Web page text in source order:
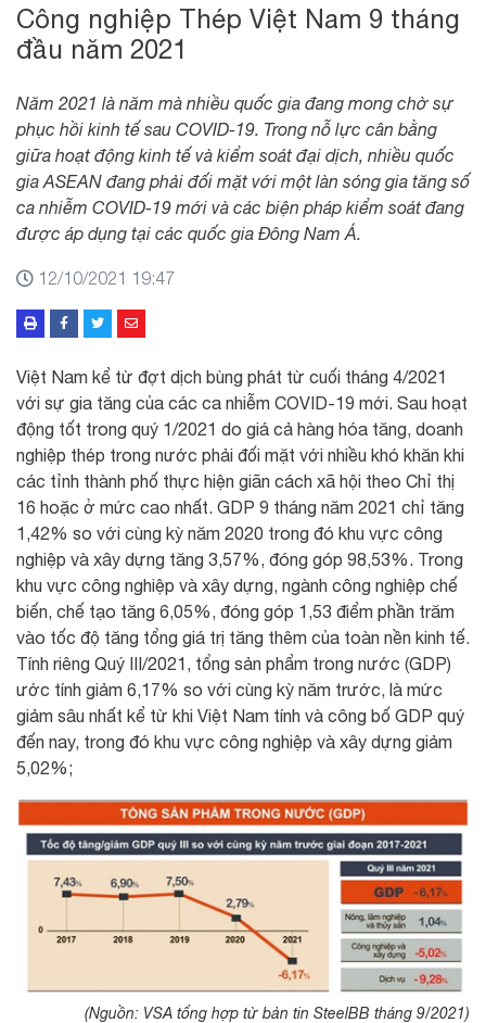
Công nghiệp Thép Việt Nam 9 tháng
đầu năm 2021
Năm 2021 là năm mà nhiều quốc gia đang mong chờ sự
phục hồi kinh tế sau COVID-19. Trong nỗ lực cân bằng
giữa hoạt động kinh tế và kiểm soát đại dịch, nhiều quốc
gia ASEAN đang phải đối mặt với một làn sóng gia tăng số
ca nhiễm COVID-19 mới và các biện pháp kiểm soát đang
được áp dụng tại các quốc gia Đông Nam Á.
12/10/2021 19:47
Việt Nam kể từ đợt dịch bùng phát từ cuối tháng 4/2021
với sự gia tăng của các ca nhiễm COVID-19 mới. Sau hoạt
động tốt trong quý 1/2021 do giá cả hàng hóa tăng, doanh
nghiệp thép trong nước phải đối mặt với nhiều khó khăn khi
các tỉnh thành phố thực hiện giãn cách xã hội theo Chỉ thị
16 hoặc ở mức cao nhất. GDP 9 tháng năm 2021 chỉ tăng
1,42% so với cùng kỳ năm 2020 trong đó khu vực công
nghiệp và xây dựng tăng 3,57%, đóng góp 98,53%. Trong
khu vực công nghiệp và xây dựng, ngành công nghiệp chế
biến, chế tạo tăng 6,05%, đóng góp 1,53 điểm phần trăm
vào tốc độ tăng tổng giá trị tăng thêm của toàn nền kinh tế.
Tính riêng Quý III/2021, tổng sản phẩm trong nước (GDP)
ước tính giảm 6,17% so với cùng kỳ năm trước, là mức
giảm sâu nhất kể từ khi Việt Nam tính và công bố GDP quý
đến nay, trong đó khu vực công nghiệp và xây dựng giảm
5,02%;
(Nguồn: VSA tổng hợp từ bản tin SteelBB tháng 9/2021)